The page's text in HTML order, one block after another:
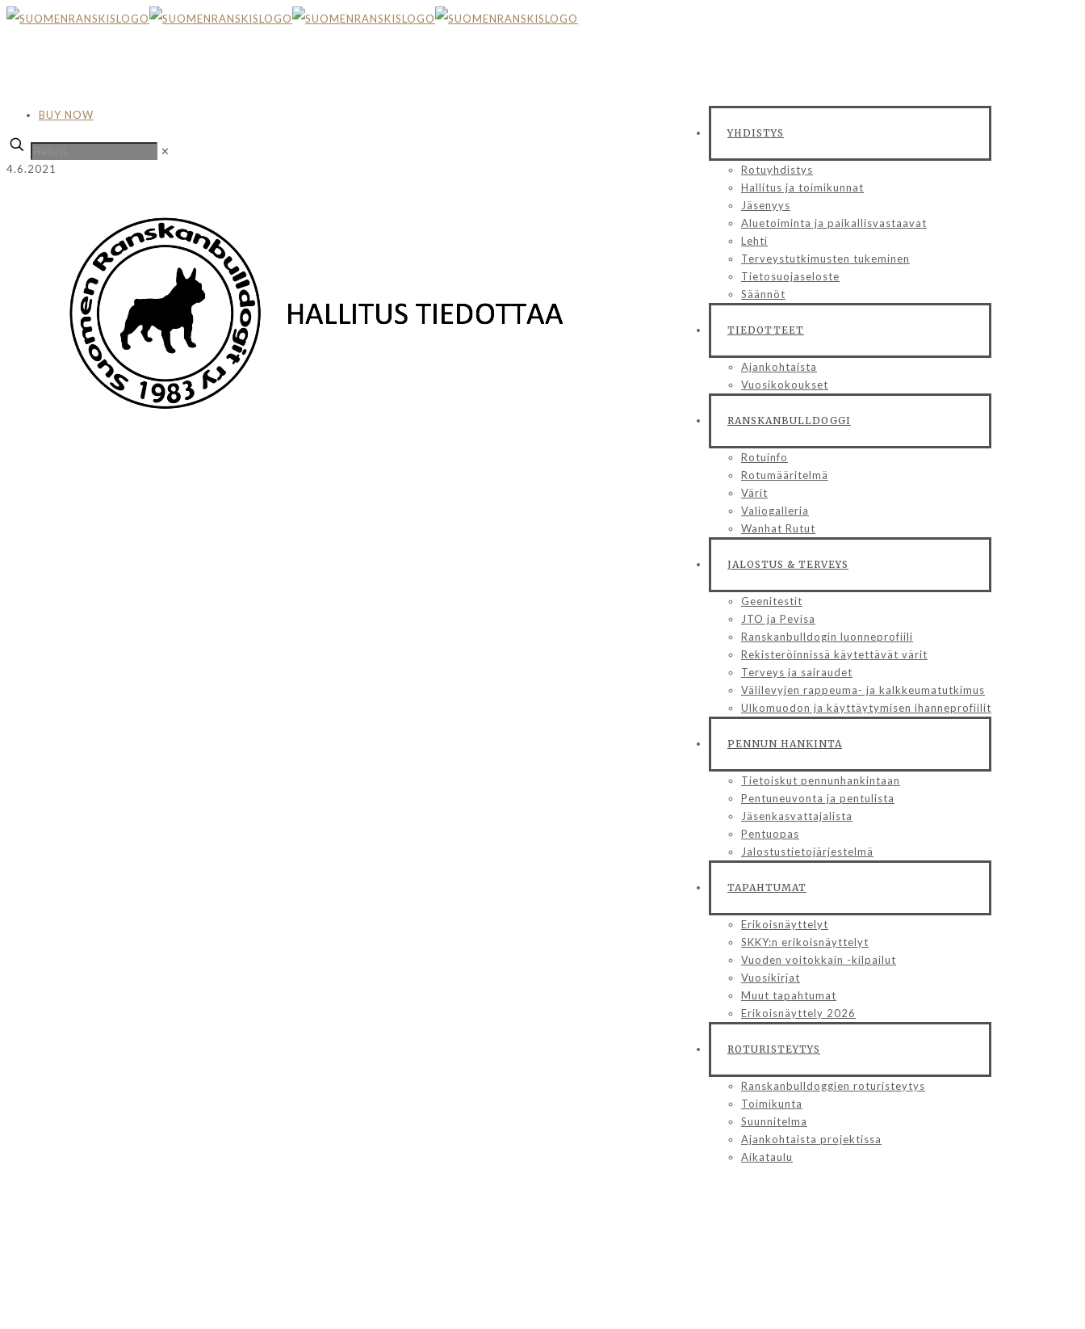
YHDISTYS
Rotuyhdistys
Hallitus ja toimikunnat
Jäsenyys
Aluetoiminta ja paikallisvastaavat
Lehti
Terveystutkimusten tukeminen
Tietosuojaseloste
Säännöt
TIEDOTTEET
Ajankohtaista
Vuosikokoukset
RANSKANBULLDOGGI
Rotuinfo
Rotumääritelmä
Värit
Valiogalleria
Wanhat Rutut
JALOSTUS & TERVEYS
Geenitestit
JTO ja Pevisa
Ranskanbulldogin luonneprofiili
Rekisteröinnissä käytettävät värit
Terveys ja sairaudet
Välilevyjen rappeuma- ja kalkkeumatutkimus
Ulkomuodon ja käyttäytymisen ihanneprofiilit
PENNUN HANKINTA
Tietoiskut pennunhankintaan
Pentuneuvonta ja pentulista
Jäsenkasvattajalista
Pentuopas
Jalostustietojärjestelmä
TAPAHTUMAT
Erikoisnäyttelyt
SKKY:n erikoisnäyttelyt
Vuoden voitokkain -kilpailut
Vuosikirjat
Muut tapahtumat
Erikoisnäyttely 2026
ROTURISTEYTYS
Ranskanbulldoggien roturisteytys
Toimikunta
Suunnitelma
Ajankohtaista projektissa
Aikataulu
BUY NOW
✕
4.6.2021